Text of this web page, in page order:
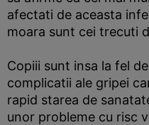
afectati de aceasta
moara sunt cei trecuti
Copiii sunt insa la fel
complicatii ale gripei
rapid starea de
unor probleme cu risc